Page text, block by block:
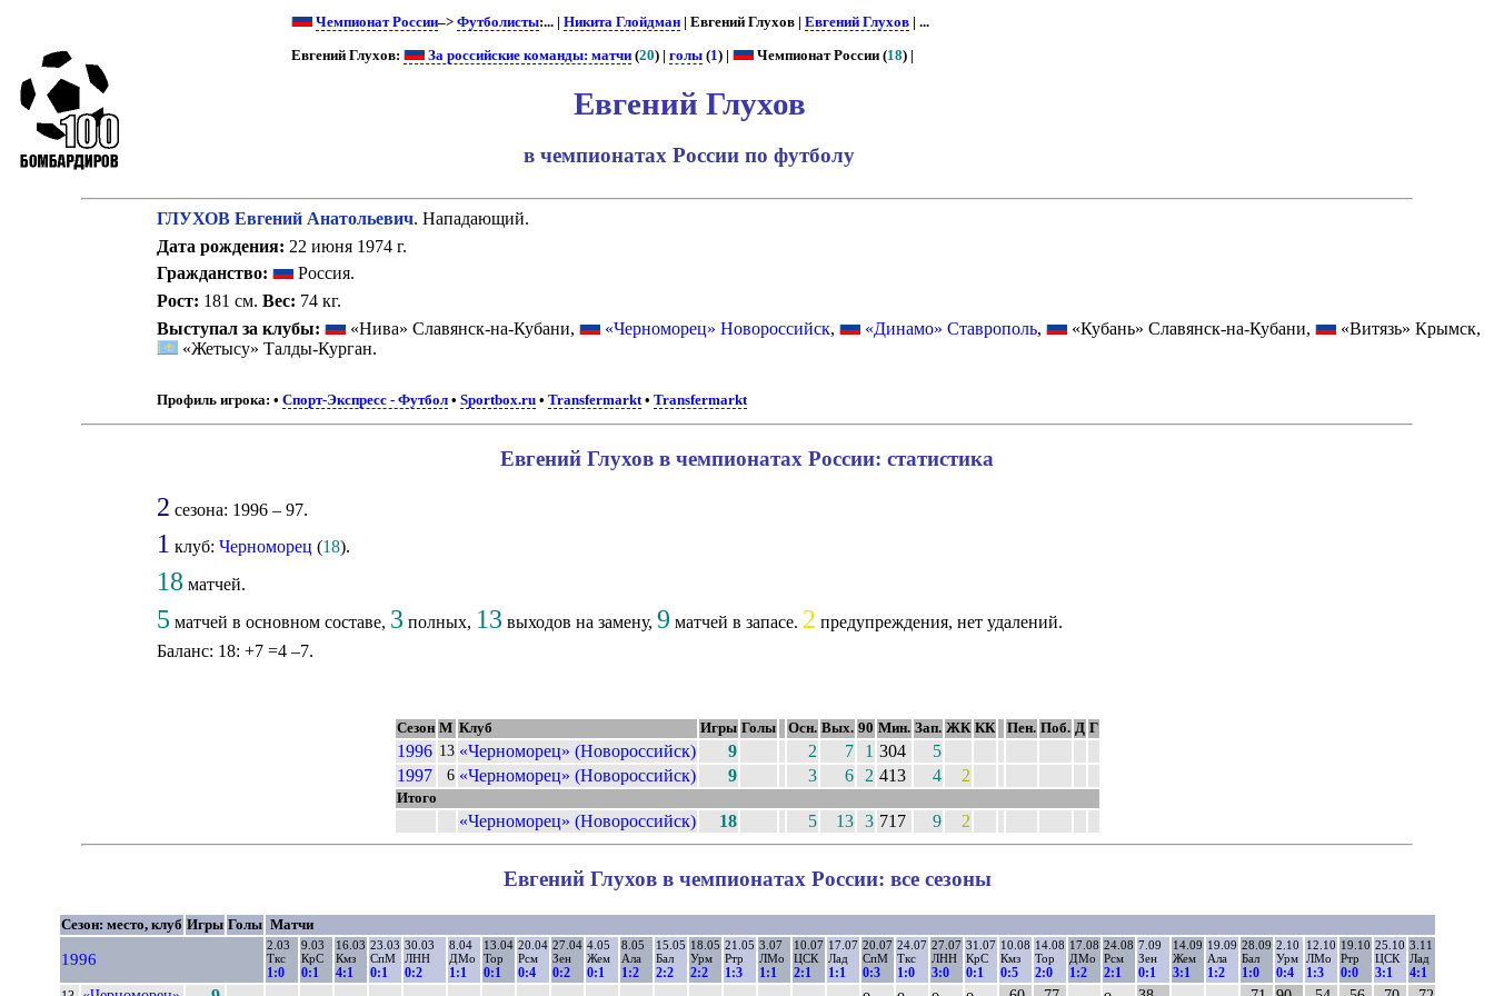
Чемпионат России–>Футболисты:... |Никита Глойдман | Евгений Глухов |Евгений Глухов | ...
Евгений Глухов: За российские команды: матчи (20) |голы (1) | Чемпионат России (18) |
Евгений Глухов
в чемпионатах России по футболу
ГЛУХОВ Евгений Анатольевич. Нападающий.
Дата рождения: 22 июня 1974 г.
Гражданство:
Россия.
Рост: 181 см. Вес: 74 кг.
Выступал за клубы:
«Нива» Славянск-на-Кубани, «Черноморец» Новороссийск, «Динамо» Ставрополь, «Кубань» Славянск-на-Кубани,
«Витязь» Крымск,
«Жетысу» Талды-Курган.
Профиль игрока: • Спорт-Экспресс - Футбол• Sportbox.ru• Transfermarkt• Transfermarkt
Евгений Глухов в чемпионатах России: статистика
2 сезона: 1996 – 97.
1 клуб: Черноморец (18).
18 матчей.
5 матчей в основном составе, 3 полных, 13 выходов на замену, 9 матчей в запасе. 2 предупреждения, нет удалений.
Баланс: 18: +7 =4 –7.
Сезон М Клуб Игры Голы Осн. Вых. 90 Мин. Зап. ЖК КК Пен. Поб. Д Г
1996 13 «Черноморец» (Новороссийск) 9 2 7 1 304
5
1997
6 «Черноморец» (Новороссийск) 9 3 6 2 413 4 2
Итого
«Черноморец» (Новороссийск) 18 5 13 3 717 9 2
Евгений Глухов в чемпионатах России: все сезоны
Сезон: место, клуб Игры Голы Матчи
1996
2.03
Ткс
1:0
9.03
КрС
0:1
16.03
Кмз
4:1
23.03
СпМ
0:1
30.03
ЛНН
0:2
8.04
ДМо
1:1
13.04
Тор
0:1
20.04
Рсм
0:4
27.04
Зен
0:2
4.05
Жем
0:1
8.05
Ала
1:2
15.05
Бал
2:2
18.05
Урм
2:2
21.05
Ртр
1:3
3.07
ЛМо
1:1
10.07
ЦСК
2:1
17.07
Лад
1:1
20.07
СпМ
0:3
24.07
Ткс
1:0
27.07
ЛНН
3:0
31.07
КрС
0:1
10.08
Кмз
0:5
14.08
Тор
2:0
17.08
ДМо
1:2
24.08
Рсм
2:1
7.09
Зен
0:1
14.09
Жем
3:1
19.09
Ала
1:2
28.09
Бал
1:0
2.10
Урм
0:4
12.10
ЛМо
1:3
19.10
Ртр
0:0
25.10
ЦСК
3:1
3.11
Лад
4:1